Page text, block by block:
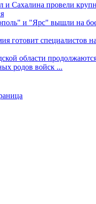
и Сахалина провели
и "Ярс" вышли на
готовит специалистов на
области
родов войск ...